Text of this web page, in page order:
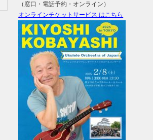
（窓口・電話予約・オンライン）
オンラインチケットサービス はこちら